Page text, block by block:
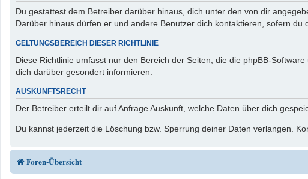
Du gestattest dem Betreiber darüber hinaus, dich unter den von dir
Darüber hinaus dürfen er und andere Benutzer dich kontaktieren, sofern
GELTUNGSBEREICH DIESER RICHTLINIE
Diese Richtlinie umfasst nur den Bereich der Seiten, die die phpBB-
dich darüber gesondert informieren.
AUSKUNFTSRECHT
Der Betreiber erteilt dir auf Anfrage Auskunft, welche Daten über dich
Du kannst jederzeit die Löschung bzw. Sperrung deiner Daten verlangen.
Foren-Übersicht